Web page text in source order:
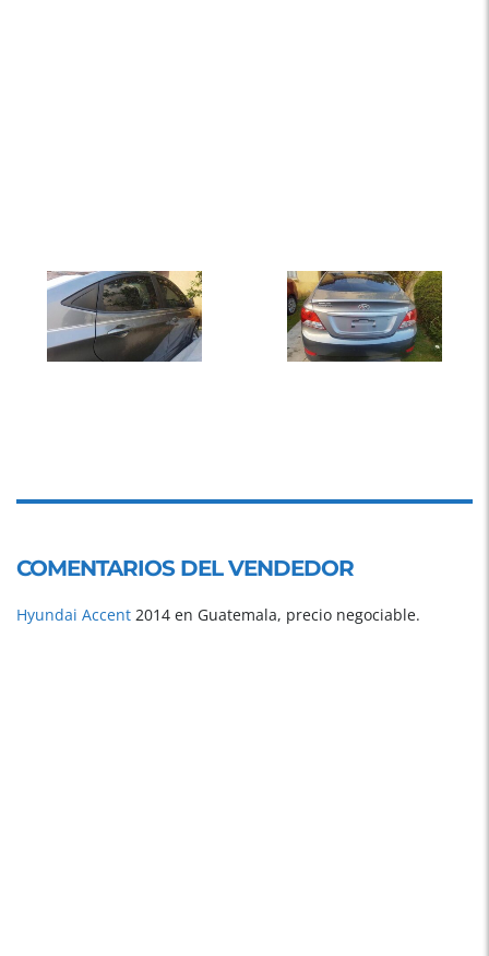
COMENTARIOS DEL VENDEDOR
Hyundai Accent 2014 en Guatemala, precio negociable.